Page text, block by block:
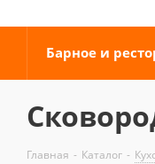
Барное и
Главная - Каталог -